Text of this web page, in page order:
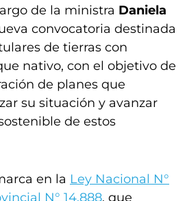
de la ministra Daniela
convocatoria destinada
de tierras con
nativo, con el objetivo de
de planes que
su situación y avanzar
de estos
en la Ley Nacional N°
N° 14.888, que